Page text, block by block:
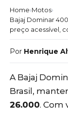
Home›Motos›
Bajaj Dominar
preço acessível,
Por Henrique
A Bajaj
Brasil,
26.000. Com